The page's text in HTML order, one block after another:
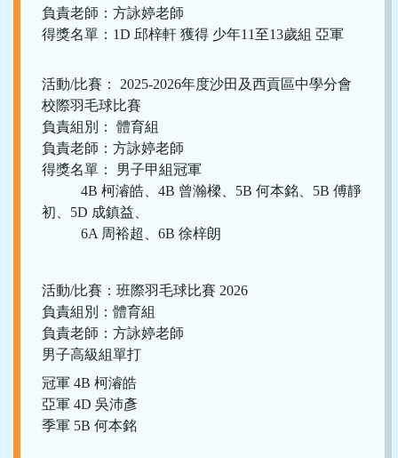
負責老師：方詠婷老師
得獎名單：1D 邱梓軒 獲得 少年11至13歲組 亞軍
活動/比賽： 2025-2026年度沙田及西貢區中學分會
校際羽毛球比賽
負責組別： 體育組
負責老師：方詠婷老師
得獎名單： 男子甲組冠軍
4B 柯濬皓、4B 曾瀚樑、5B 何本銘、5B 傅靜
初、5D 成鎮益、
6A 周裕超、6B 徐梓朗
活動/比賽：班際羽毛球比賽 2026
負責組別：體育組
負責老師：方詠婷老師
男子高級組單打
冠軍 4B 柯濬皓
亞軍 4D 吳沛彥
季軍 5B 何本銘